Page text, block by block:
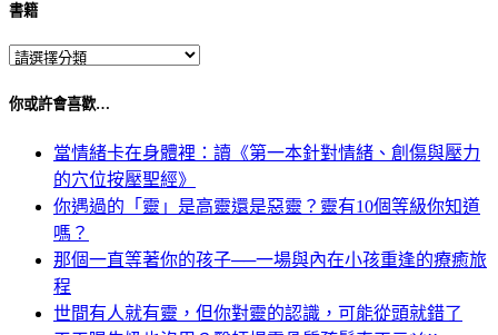
書籍
你或許會喜歡…
當情緒卡在身體裡：讀《第一本針對情緒、創傷與壓力
的穴位按壓聖經》
你遇過的「靈」是高靈還是惡靈？靈有10個等級你知道
嗎？
那個一直等著你的孩子──一場與內在小孩重逢的療癒旅
程
世間有人就有靈，但你對靈的認識，可能從頭就錯了